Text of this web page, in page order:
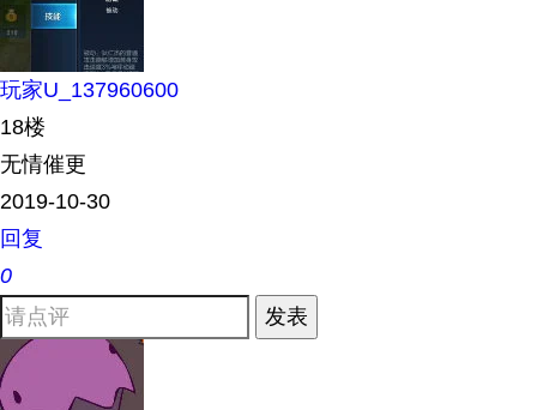
玩家U_137960600
18楼
无情催更
2019-10-30
回复
0
发表